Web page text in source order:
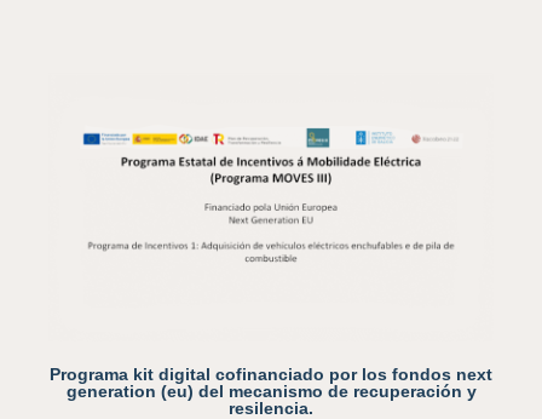
Programa kit digital cofinanciado por los fondos next
generation (eu) del mecanismo de recuperación y
resilencia.